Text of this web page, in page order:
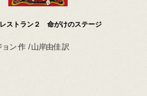
ストラン２ 命がけのステージ
ン 作 / 山岸由佳 訳